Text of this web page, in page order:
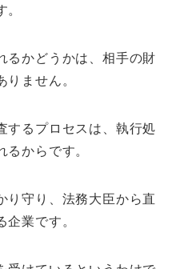
るかどうかは、相手の財
りません。
するプロセスは、執行処
からです。
り守り、法務大臣から直
業です。